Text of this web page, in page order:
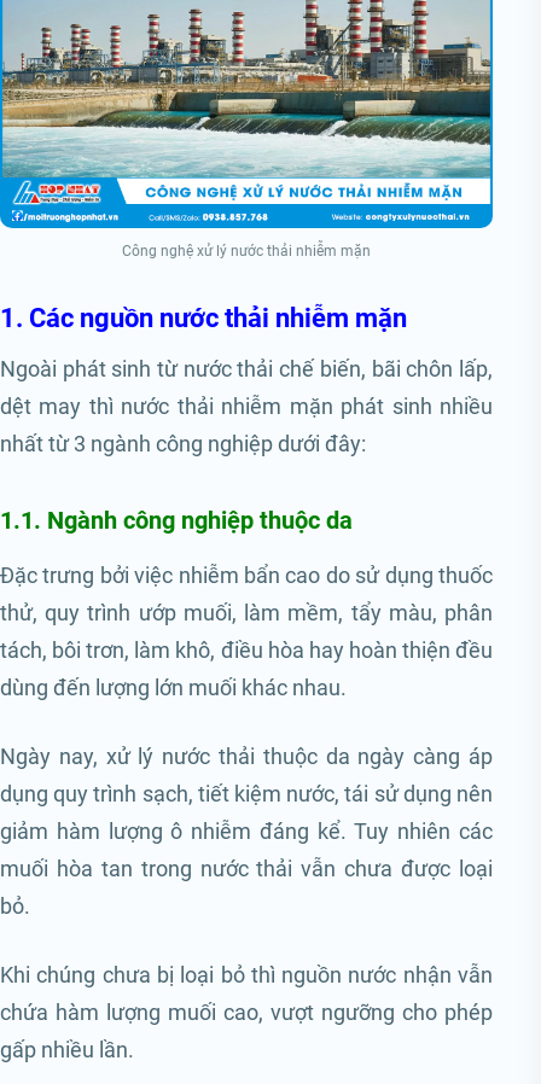
Công nghệ xử lý nước thải nhiễm mặn
1. Các nguồn nước thải nhiễm mặn
Ngoài phát sinh từ nước thải chế biến, bãi chôn lấp,
dệt may thì nước thải nhiễm mặn phát sinh nhiều
nhất từ 3 ngành công nghiệp dưới đây:
1.1. Ngành công nghiệp thuộc da
Đặc trưng bởi việc nhiễm bẩn cao do sử dụng thuốc
thử, quy trình ướp muối, làm mềm, tẩy màu, phân
tách, bôi trơn, làm khô, điều hòa hay hoàn thiện đều
dùng đến lượng lớn muối khác nhau.
Ngày nay, xử lý nước thải thuộc da ngày càng áp
dụng quy trình sạch, tiết kiệm nước, tái sử dụng nên
giảm hàm lượng ô nhiễm đáng kể. Tuy nhiên các
muối hòa tan trong nước thải vẫn chưa được loại
bỏ.
Khi chúng chưa bị loại bỏ thì nguồn nước nhận vẫn
chứa hàm lượng muối cao, vượt ngưỡng cho phép
gấp nhiều lần.